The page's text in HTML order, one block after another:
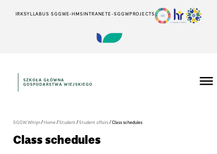
IRKSYLLABUS SGGWE-HMSINTRANETE-SGGWPROJECTS
SZKOŁA GŁÓWNA
GOSPODARSTWA WIEJSKIEGO
SGGW Witryn/Home/Student /Student affairs/Class schedules
Class schedules